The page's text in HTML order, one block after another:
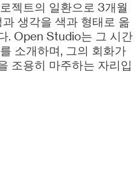
젝트의 일환으로 3개월
생각을 색과 형태로 옮
. Open Studio는 그 시간
소개하며, 그의 회화가
조용히 마주하는 자리입